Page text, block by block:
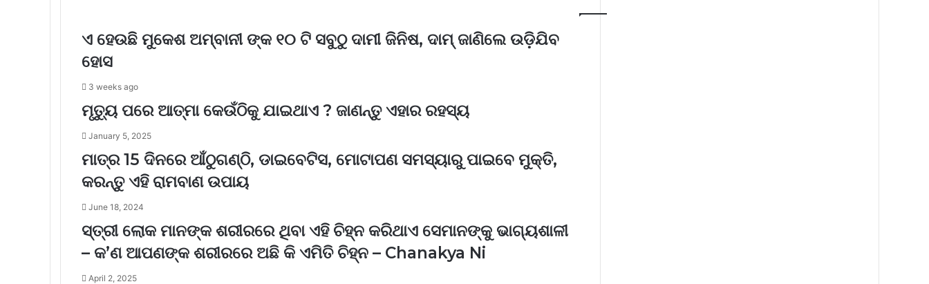
ଏ ହେଉଛି ମୁକେଶ ଅମ୍ବାନୀ ଙ୍କ ୧୦ ଟି ସବୁଠୁ ଦାମୀ ଜିନିଷ, ଦାମ୍ ଜାଣିଲେ ଉଡ଼ିଯିବ
ହୋସ
3 weeks ago
ମୃତ୍ୟୁ ପରେ ଆତ୍ମା କେଉଁଠିକୁ ଯାଇଥାଏ ? ଜାଣନ୍ତୁ ଏହାର ରହସ୍ୟ
January 5, 2025
ମାତ୍ର 15 ଦିନରେ ଆଁଠୁଗଣ୍ଠି, ଡାଇବେଟିସ, ମୋଟାପଣ ସମସ୍ୟାରୁ ପାଇବେ ମୁକ୍ତି,
କରନ୍ତୁ ଏହି ରାମବାଣ ଉପାୟ
June 18, 2024
ସ୍ତ୍ରୀ ଲୋକ ମାନଙ୍କ ଶରୀରରେ ଥିବା ଏହି ଚିହ୍ନ କରିଥାଏ ସେମାନଙ୍କୁ ଭାଗ୍ୟଶାଳୀ
– କ’ଣ ଆପଣଙ୍କ ଶରୀରରେ ଅଛି କି ଏମିତି ଚିହ୍ନ – Chanakya Ni
April 2, 2025